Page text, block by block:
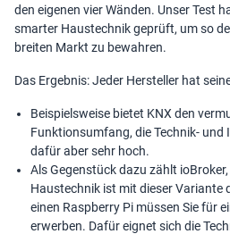
den eigenen vier Wänden. Unser Test
smarter Haustechnik geprüft, um so
breiten Markt zu bewahren.
Das Ergebnis: Jeder Hersteller hat
Beispielsweise bietet KNX den
Funktionsumfang, die Technik-
dafür aber sehr hoch.
Als Gegenstück dazu zählt
Haustechnik ist mit dieser Variante
einen Raspberry Pi müssen Sie für
erwerben. Dafür eignet sich die